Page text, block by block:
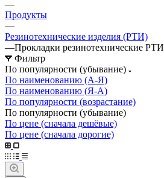
—
Продукты
—
Резинотехнические изделия (РТИ)
—Прокладки резинотехнические
Фильтр
По популярности (убывание)
По наименованию (А-Я)
По наименованию (Я-А)
По популярности (возрастание)
По популярности (убывание)
По цене (сначала дешёвые)
По цене (сначала дорогие)